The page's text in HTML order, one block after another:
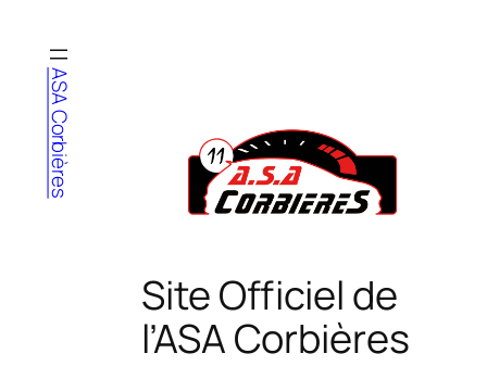
contenu
ASA Corbières
Site Officiel de
l’ASA Corbières